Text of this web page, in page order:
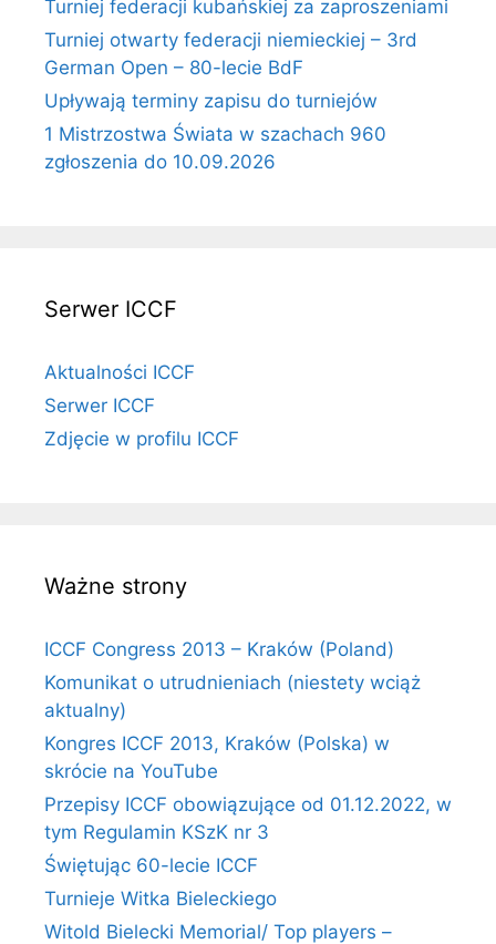
Turniej federacji kubańskiej za zaproszeniami
Turniej otwarty federacji niemieckiej – 3rd
German Open – 80-lecie BdF
Upływają terminy zapisu do turniejów
1 Mistrzostwa Świata w szachach 960
zgłoszenia do 10.09.2026
Serwer ICCF
Aktualności ICCF
Serwer ICCF
Zdjęcie w profilu ICCF
Ważne strony
ICCF Congress 2013 – Kraków (Poland)
Komunikat o utrudnieniach (niestety wciąż
aktualny)
Kongres ICCF 2013, Kraków (Polska) w
skrócie na YouTube
Przepisy ICCF obowiązujące od 01.12.2022, w
tym Regulamin KSzK nr 3
Świętując 60-lecie ICCF
Turnieje Witka Bieleckiego
Witold Bielecki Memorial/ Top players –